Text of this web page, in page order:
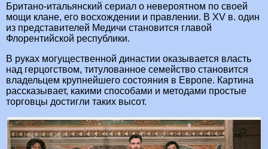
Британо-итальянский сериал о невероятном по своей
мощи клане, его восхождении и правлении. В XV в. один
из представителей Медичи становится главой
Флорентийской республики.
В руках могущественной династии оказывается власть
над герцогством, титулованное семейство становится
владельцем крупнейшего состояния в Европе. Картина
рассказывает, какими способами и методами простые
торговцы достигли таких высот.